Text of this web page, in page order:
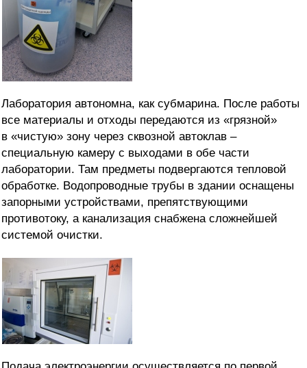
Лаборатория автономна, как субмарина. После работы
все материалы и отходы передаются из «грязной»
в «чистую» зону через сквозной автоклав –
специальную камеру с выходами в обе части
лаборатории. Там предметы подвергаются тепловой
обработке. Водопроводные трубы в здании оснащены
запорными устройствами, препятствующими
противотоку, а канализация снабжена сложнейшей
системой очистки.